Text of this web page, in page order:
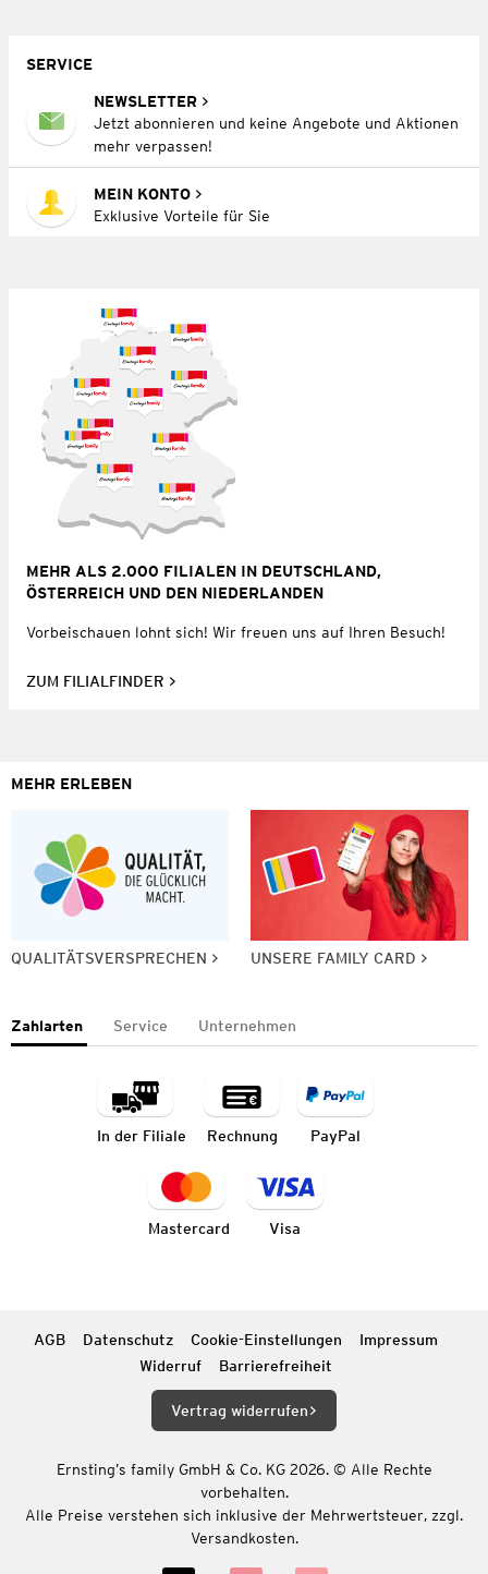
SERVICE
NEWSLETTER
Jetzt abonnieren und keine Angebote und Aktionen
mehr verpassen!
MEIN KONTO
Exklusive Vorteile für Sie
MEHR ALS 2.000 FILIALEN IN DEUTSCHLAND,
ÖSTERREICH UND DEN NIEDERLANDEN
Vorbeischauen lohnt sich! Wir freuen uns auf Ihren Besuch!
ZUM FILIALFINDER
MEHR ERLEBEN
QUALITÄTSVERSPRECHEN UNSERE FAMILY CARD
Zahlarten Service Unternehmen
In der Filiale Rechnung PayPal
Mastercard Visa
AGB Datenschutz Cookie-Einstellungen
Impressum
Widerruf
Barrierefreiheit
Vertrag widerrufen
Ernsting’s family GmbH & Co. KG 2026. © Alle Rechte
vorbehalten.
Alle Preise verstehen sich inklusive der Mehrwertsteuer, zzgl.
Versandkosten.